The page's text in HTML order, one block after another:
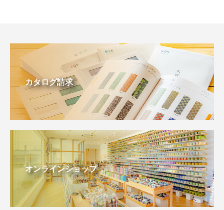
カタログ請求
オンラインショップ